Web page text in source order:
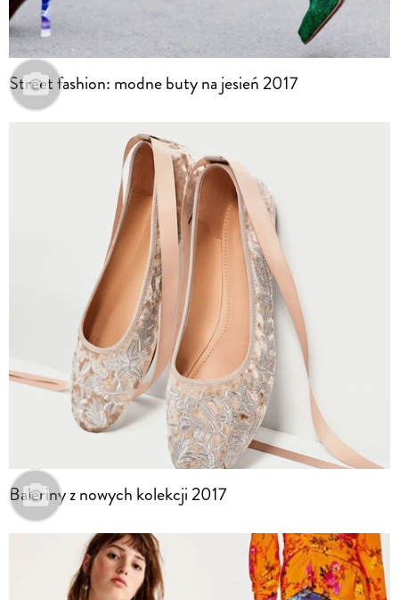
Street fashion: modne buty na jesień 2017
Baleriny z nowych kolekcji 2017